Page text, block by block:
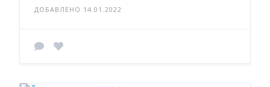
ДОБАВЛЕНО 14.01.2022